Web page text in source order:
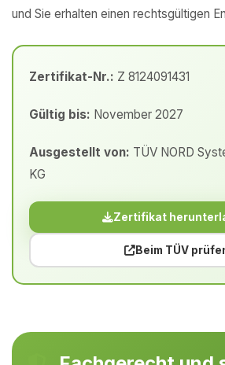
und Sie erhalten einen rechtsgültigen
Zertifikat-Nr.: Z 8124091431
Gültig bis: November 2027
Ausgestellt von: TÜV NORD
KG
Zertifikat
Beim TÜV